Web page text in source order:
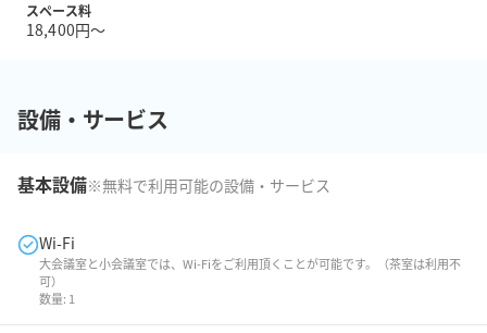
スペース料
18,400円〜
設備・サービス
基本設備※無料で利用可能の設備・サービス
Wi-Fi
大会議室と小会議室では、Wi-Fiをご利用頂くことが可能です。（茶室は利用不
可）
数量: 1